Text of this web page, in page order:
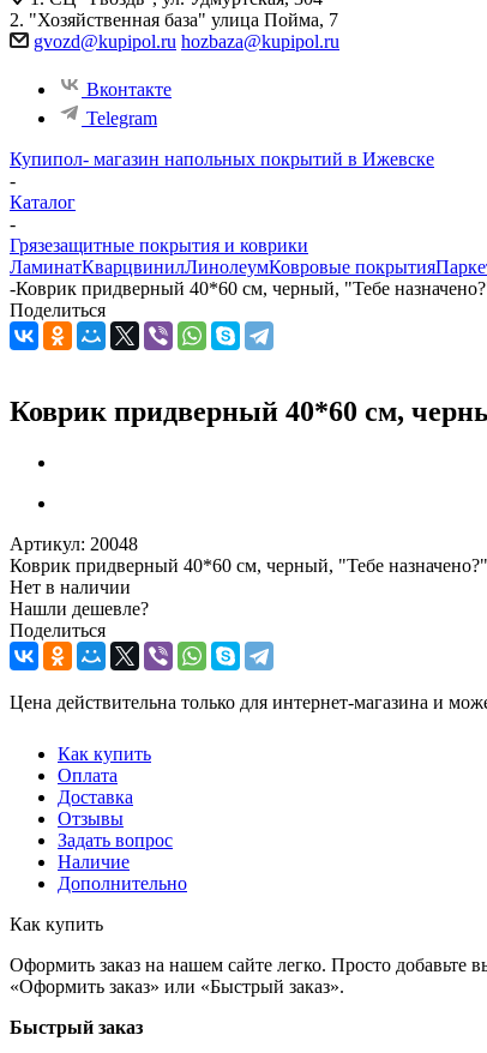
2. "Хозяйственная база" улица Пойма, 7
gvozd@kupipol.ru hozbaza@kupipol.ru
Вконтакте
Telegram
Купипол- магазин напольных покрытий в Ижевске
-
Каталог
-
Грязезащитные покрытия и коврики
ЛаминатКварцвинилЛинолеумКовровые покрытия
-Коврик придверный 40*60 см, черный, "Тебе
Поделиться
Коврик придверный 40*60 см,
Артикул: 20048
Коврик придверный 40*60 см, черный, "Тебе
Нет в наличии
Нашли дешевле?
Поделиться
Цена действительна только для интернет-магазина и
Как купить
Оплата
Доставка
Отзывы
Задать вопрос
Наличие
Дополнительно
Как купить
Оформить заказ на нашем сайте легко. Просто добавьте
«Оформить заказ» или «Быстрый заказ».
Быстрый заказ